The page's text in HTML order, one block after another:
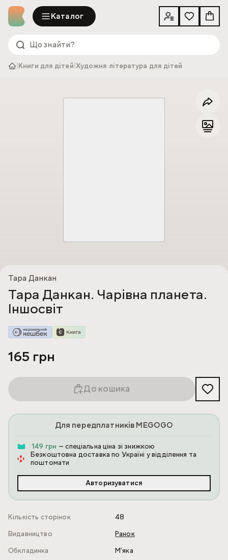
Каталог
Книги для дітей Художня література для дітей
Тара Данкан
Тара Данкан. Чарівна планета.
Іншосвіт
165 грн
До кошика
Для передплатників MEGOGO
149 грн — спеціальна ціна зі знижкою
Безкоштовна доставка по Україні у відділення та
поштомати
Авторизуватися
Кількість сторінок
48
Видавництво
Ранок
Обкладинка
М'яка